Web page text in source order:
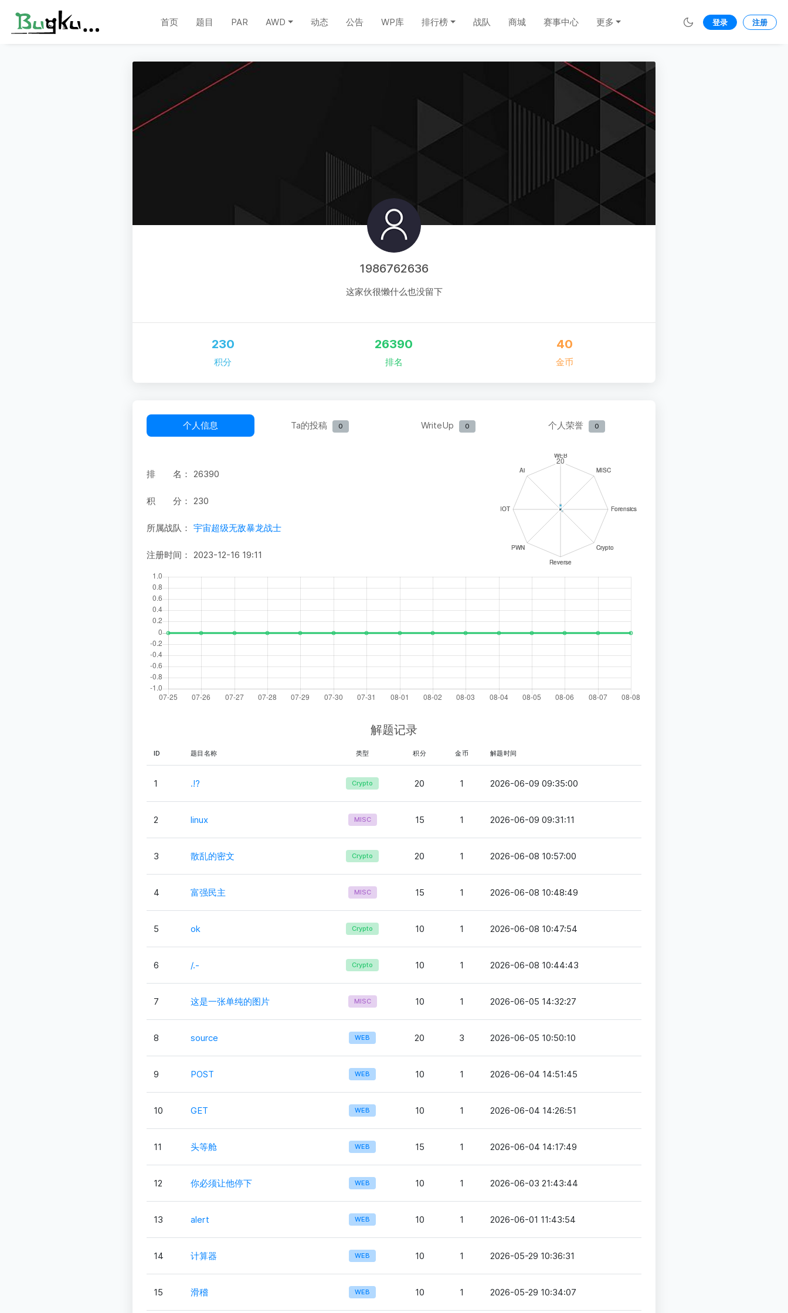
首页 题目 PAR AWD 动态 公告 WP库 排行榜 战队 商城 赛事中心 更多 登录 注册
1986762636
这家伙很懒什么也没留下
230
积分
26390
排名
40
金币
个人信息 Ta的投稿 0 WriteUp 0 个人荣誉 0
排 名： 26390
积 分： 230
所属战队： 宇宙超级无敌暴龙战士
注册时间： 2023-12-16 19:11
解题记录
ID 题目名称 类型 积分 金币 解题时间
1 .!? Crypto 20 1 2026-06-09 09:35:00
2 linux MISC 15 1 2026-06-09 09:31:11
3 散乱的密文 Crypto 20 1 2026-06-08 10:57:00
4 富强民主 MISC 15 1 2026-06-08 10:48:49
5 ok Crypto 10 1 2026-06-08 10:47:54
6 /.- Crypto 10 1 2026-06-08 10:44:43
7 这是一张单纯的图片 MISC 10 1 2026-06-05 14:32:27
8 source WEB 20 3 2026-06-05 10:50:10
9 POST WEB 10 1 2026-06-04 14:51:45
10 GET WEB 10 1 2026-06-04 14:26:51
11 头等舱 WEB 15 1 2026-06-04 14:17:49
12 你必须让他停下 WEB 10 1 2026-06-03 21:43:44
13 alert WEB 10 1 2026-06-01 11:43:54
14 计算器 WEB 10 1 2026-05-29 10:36:31
15 滑稽 WEB 10 1 2026-05-29 10:34:07